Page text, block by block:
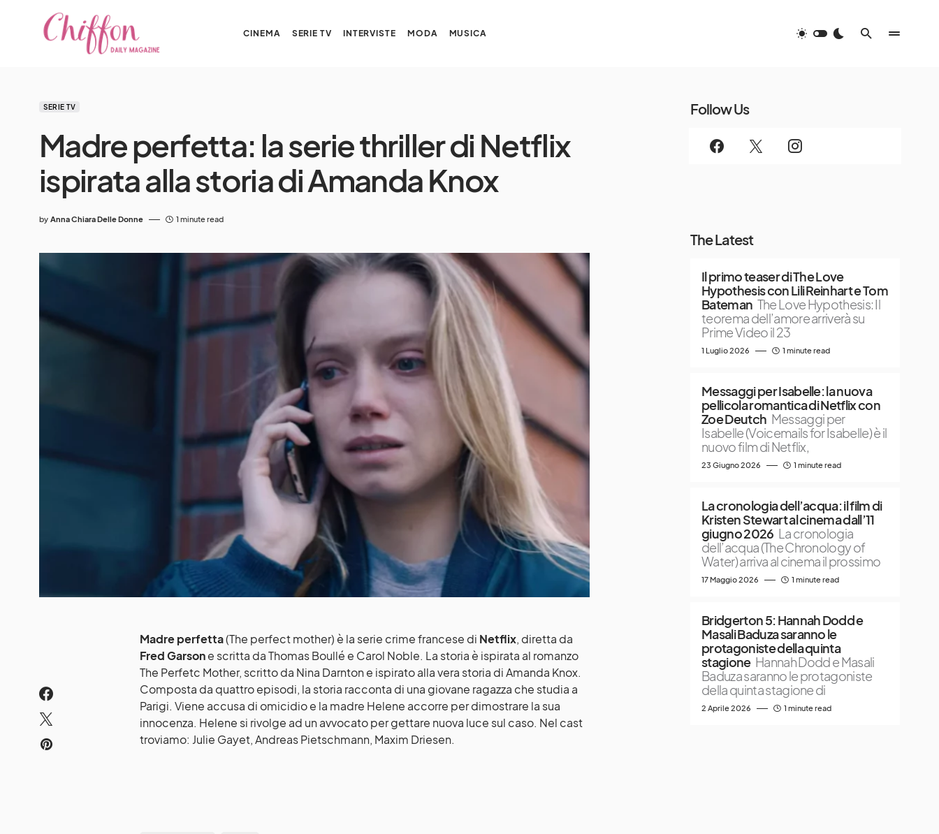
CINEMA SERIE TV INTERVISTE MODA MUSICA
SERIE TV
Madre perfetta: la serie thriller di Netflix
ispirata alla storia di Amanda Knox
by Anna Chiara Delle Donne 1 minute read
Madre perfetta(The perfect mother) è la serie crime francese di Netflix, diretta da
Fred Garsone scritta da Thomas Boullé e Carol Noble. La storia è ispirata al romanzo
The Perfetc Mother, scritto da Nina Darnton e ispirato alla vera storia di Amanda Knox.
Composta da quattro episodi, la storia racconta di una giovane ragazza che studia a
Parigi. Viene accusa di omicidio e la madre Helene accorre per dimostrare la sua
innocenza. Helene si rivolge ad un avvocato per gettare nuova luce sul caso. Nel cast
troviamo: Julie Gayet, Andreas Pietschmann, Maxim Driesen.
Follow Us
The Latest
Il primo teaser di The Love
Hypothesis con Lili Reinhart e Tom
Bateman The Love Hypothesis: Il
teorema dell’amore arriverà su
Prime Video il 23
1 Luglio 2026 1 minute read
Messaggi per Isabelle: la nuova
pellicola romantica di Netflix con
Zoe Deutch Messaggi per
Isabelle (Voicemails for Isabelle) è il
nuovo film di Netflix,
23 Giugno 2026 1 minute read
La cronologia dell’acqua: il film di
Kristen Stewart al cinema dall’11
giugno 2026 La cronologia
dell’acqua (The Chronology of
Water) arriva al cinema il prossimo
17 Maggio 2026 1 minute read
Bridgerton 5: Hannah Dodd e
Masali Baduza saranno le
protagoniste della quinta
stagione Hannah Dodd e Masali
Baduza saranno le protagoniste
della quinta stagione di
2 Aprile 2026 1 minute read